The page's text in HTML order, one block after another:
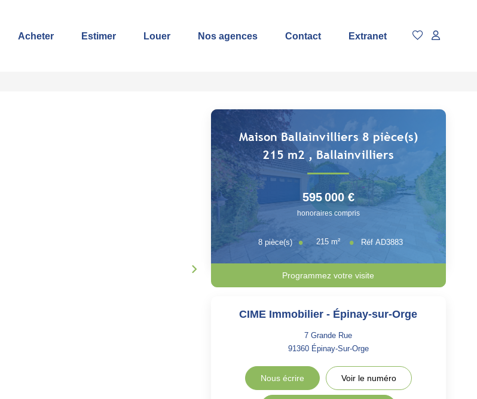
Acheter Estimer Louer Nos agences Contact Extranet
Maison Ballainvilliers 8 pièce(s)
215 m2 , Ballainvilliers
595 000 €
honoraires compris
8pièce(s) 215 m² RéfAD3883
Programmez votre visite
CIME Immobilier - Épinay-sur-Orge
7 Grande Rue
91360 Épinay-Sur-Orge
Nous écrire Voir le numéro